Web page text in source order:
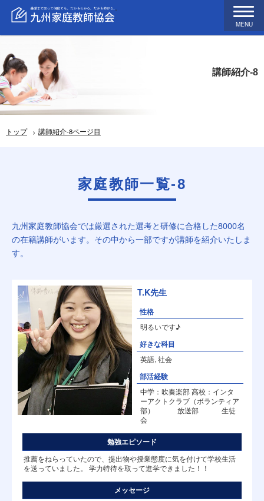
MENU
講師紹介-8
トップ 講師紹介-8ページ目
家庭教師一覧-8
九州家庭教師協会では厳選された選考と研修に合格した8000名
の在籍講師がいます。その中から一部ですが講師を紹介いたしま
す。
T.K先生
性格
明るいです♪
好きな科目
英語, 社会
部活経験
中学：吹奏楽部 高校：インタ
ーアクトクラブ（ボランティア
部） 放送部 生徒
会
勉強エピソード
推薦をねらっていたので、提出物や授業態度に気を付けて学校生活
を送っていました。 学力特待を取って進学できました！！
メッセージ